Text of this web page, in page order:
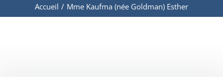
Accueil / Mme Kaufma (née Goldman) Esther